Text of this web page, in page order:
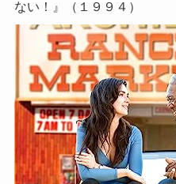
ない！』（１９９４）